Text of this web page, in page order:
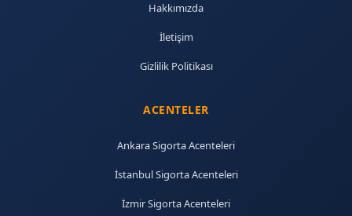
Hakkımızda
İletişim
Gizlilik Politikası
ACENTELER
Ankara Sigorta Acenteleri
İstanbul Sigorta Acenteleri
İzmir Sigorta Acenteleri